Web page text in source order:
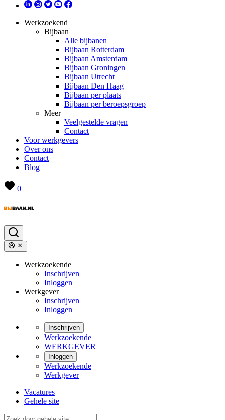
Werkzoekend
Bijbaan
Alle bijbanen
Bijbaan Rotterdam
Bijbaan Amsterdam
Bijbaan Groningen
Bijbaan Utrecht
Bijbaan Den Haag
Bijbaan per plaats
Bijbaan per beroepsgroep
Meer
Veelgestelde vragen
Contact
Voor werkgevers
Over ons
Contact
Blog
0
Werkzoekende
Inschrijven
Inloggen
Werkgever
Inschrijven
Inloggen
Inschrijven
Werkzoekende
WERKGEVER
Inloggen
Werkzoekende
Werkgever
Vacatures
Gehele site